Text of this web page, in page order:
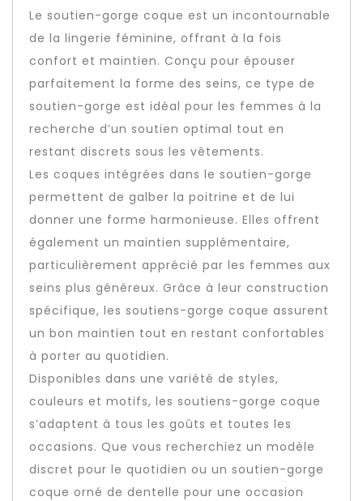
Le soutien-gorge coque est un incontournable
de la lingerie féminine, offrant à la fois
confort et maintien. Conçu pour épouser
parfaitement la forme des seins, ce type de
soutien-gorge est idéal pour les femmes à la
recherche d’un soutien optimal tout en
restant discrets sous les vêtements.
Les coques intégrées dans le soutien-gorge
permettent de galber la poitrine et de lui
donner une forme harmonieuse. Elles offrent
également un maintien supplémentaire,
particulièrement apprécié par les femmes aux
seins plus généreux. Grâce à leur construction
spécifique, les soutiens-gorge coque assurent
un bon maintien tout en restant confortables
à porter au quotidien.
Disponibles dans une variété de styles,
couleurs et motifs, les soutiens-gorge coque
s’adaptent à tous les goûts et toutes les
occasions. Que vous recherchiez un modèle
discret pour le quotidien ou un soutien-gorge
coque orné de dentelle pour une occasion